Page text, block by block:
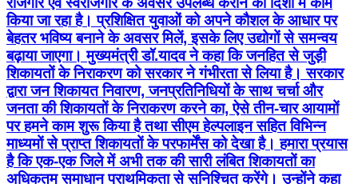
किया जा रहा है। प्रशिक्षित युवाओं को अपने कौशल के आधार पर
बेहतर भविष्य बनाने के अवसर मिलें, इसके लिए उद्योगों से समन्वय
बढ़ाया जाएगा। मुख्यमंत्री डॉ.यादव ने कहा कि जनहित से जुड़ी
शिकायतों के निराकरण को सरकार ने गंभीरता से लिया है। सरकार
द्वारा जन शिकायत निवारण, जनप्रतिनिधियों के साथ चर्चा और
जनता की शिकायतों के ‍निराकरण करने का, ऐसे तीन-चार आयामों
पर हमने काम शुरू किया है तथा सीएम हेल्पलाइन सहित विभिन्न
माध्यमों से प्राप्त शिकायतों के परफार्मेंस को देखा है। हमारा प्रयास
है कि एक-एक जिले में अभी तक की सारी लंबित शिकायतों का
अधिकतम समाधान प्राथमिकता से सुनिश्चित करेंगे। उन्होंने कहा